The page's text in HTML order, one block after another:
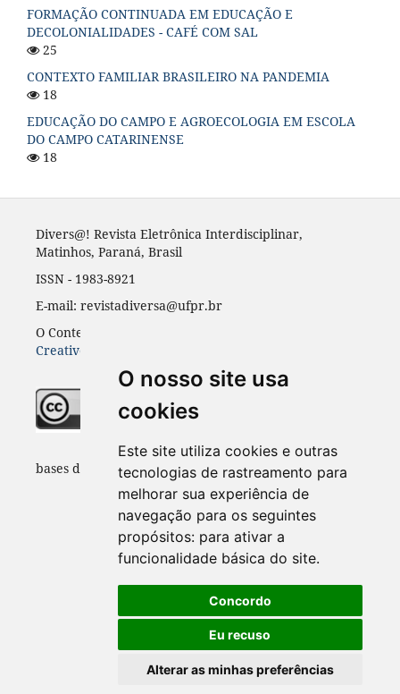
O nosso site usa
cookies
Este site utiliza cookies e outras
tecnologias de rastreamento para
melhorar sua experiência de
navegação para os seguintes
propósitos: para ativar a
funcionalidade básica do site.
Concordo
Eu recuso
Alterar as minhas preferências
FORMAÇÃO CONTINUADA EM EDUCAÇÃO E
DECOLONIALIDADES - CAFÉ COM SAL
25
CONTEXTO FAMILIAR BRASILEIRO NA PANDEMIA
18
EDUCAÇÃO DO CAMPO E AGROECOLOGIA EM ESCOLA
DO CAMPO CATARINENSE
18
Divers@! Revista Eletrônica Interdisciplinar,
Matinhos, Paraná, Brasil
ISSN - 1983-8921
E-mail: revistadiversa@ufpr.br
O Conteúdo desta revista está publicado sob a licença
Creative Common Atribuição 4.0
Indexadores e
bases de dados: